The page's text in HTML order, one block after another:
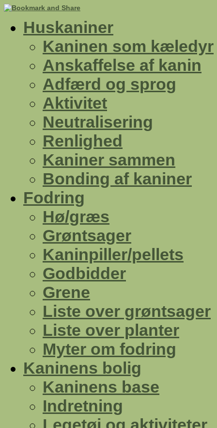
Huskaniner
Kaninen som kæledyr
Anskaffelse af kanin
Adfærd og sprog
Aktivitet
Neutralisering
Renlighed
Kaniner sammen
Bonding af kaniner
Fodring
Hø/græs
Grøntsager
Kaninpiller/pellets
Godbidder
Grene
Liste over grøntsager
Liste over planter
Myter om fodring
Kaninens bolig
Kaninens base
Indretning